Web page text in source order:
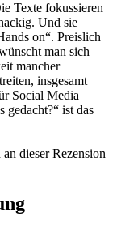
Texte fokussieren
Und sie
on“. Preislich
man sich
mancher
insgesamt
Social Media
gedacht?“ ist das
dieser Rezension